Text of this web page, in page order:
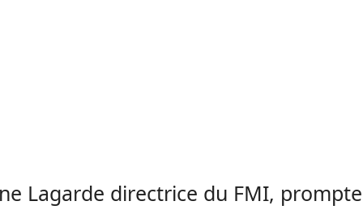
Lagarde directrice du FMI,